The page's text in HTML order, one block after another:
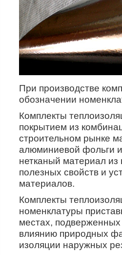
При производстве
обозначении
Комплекты
покрытием из
строительном рынке
алюминиевой фольги
нетканый материал
полезных свойств и
материалов.
Комплекты
номенклатуры
местах,
влиянию природных
изоляции наружных